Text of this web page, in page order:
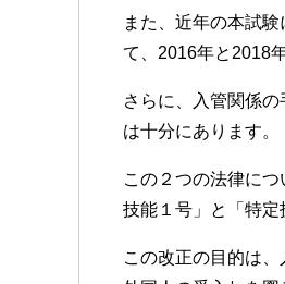
o
k
また、近年の本試
て、2016年と2018
さらに、入管関係
は十分にあります。
この２つの法律に
技能１号」と「特定
この改正の目的は